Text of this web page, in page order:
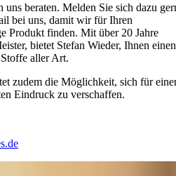
uns beraten. Melden Sie sich dazu
bei uns, damit wir für Ihren
Produkt finden. Mit über 20 Jahre
bietet Stefan Wieder, Ihnen einen
aller Art.
zudem die Möglichkeit, sich für
Eindruck zu verschaffen.